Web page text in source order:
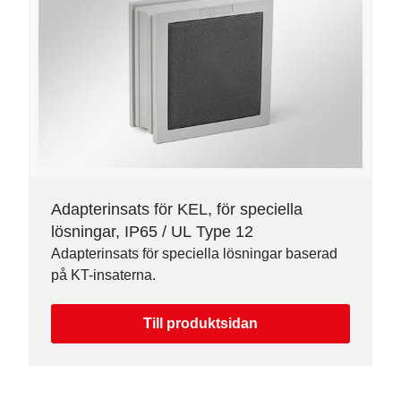
Adapterinsats för KEL, för speciella
lösningar, IP65 / UL Type 12
Adapterinsats för speciella lösningar baserad
på KT-insaterna.
Till produktsidan